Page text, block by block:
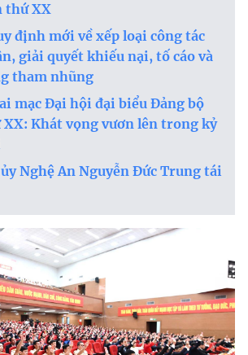
thứ XX
định mới về xếp loại công tác
giải quyết khiếu nại, tố cáo và
tham nhũng
mạc Đại hội đại biểu Đảng bộ
Khát vọng vươn lên trong kỷ
Nghệ An Nguyễn Đức Trung tái